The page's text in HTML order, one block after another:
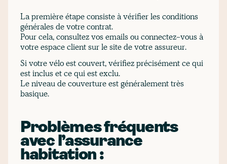
La première étape consiste à vérifier les conditions
générales de votre contrat.
Pour cela, consultez vos emails ou connectez-vous à
votre espace client sur le site de votre assureur.
Si votre vélo est couvert, vérifiez précisément ce qui
est inclus et ce qui est exclu.
Le niveau de couverture est généralement très
basique.
Problèmes fréquents
avec l’assurance
habitation :